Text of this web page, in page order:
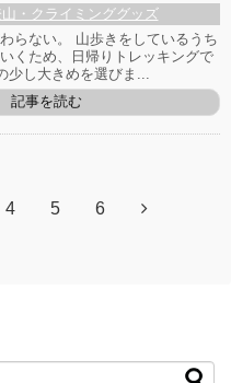
山・クライミンググッズ
らない。 山歩きをしているうち
くため、日帰りトレッキングで
少し大きめを選びま...
記事を読む
4 5 6